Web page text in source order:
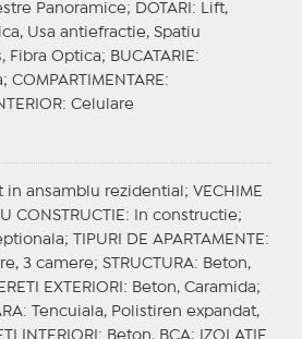
Panoramice;
DOTARI : Lift,
Usa antiefractie, Spatiu
Fibra Optica; BUCATARIE :
COMPARTIMENTARE :
: Celulare
in ansamblu rezidential; VECHIME
CONSTRUCTIE : In constructie;
TIPURI DE APARTAMENTE :
3 camere; STRUCTURA: Beton,
EXTERIORI : Beton, Caramida;
: Tencuiala, Polistiren expandat,
INTERIORI : Beton, BCA;
IZOLATIE